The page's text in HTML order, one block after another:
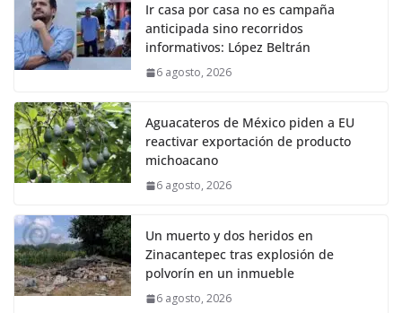
Ir casa por casa no es campaña
anticipada sino recorridos
informativos: López Beltrán
6 agosto, 2026
Aguacateros de México piden a EU
reactivar exportación de producto
michoacano
6 agosto, 2026
Un muerto y dos heridos en
Zinacantepec tras explosión de
polvorín en un inmueble
6 agosto, 2026